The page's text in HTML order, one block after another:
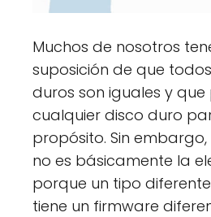
Muchos de nosotros
suposición de que
duros son iguales y
cualquier disco duro
propósito. Sin
no es básicamente la
porque un tipo
tiene un firmware